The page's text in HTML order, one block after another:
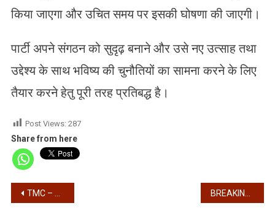
किया जाएगा और उचित समय पर इसकी घोषणा की जाएगी।
पार्टी अपने संगठन को सुदृढ़ बनाने और उसे नए उत्साह तथा
उद्देश्य के साथ भविष्य की चुनौतियों का सामना करने के लिए
तैयार करने हेतु पूरी तरह प्रतिबद्ध है।
Post Views: 287
Share from here
Post
TMC – तृणमूल में टूट? विधानसभा पहुँचे ऋतब्रत, 60 विधायकों… BREAKING – सीएम सुवेंदु अधिकारी की प्रशासनिक बैठक में पहुँचे फिरहाद हकीम, एकाधिक तृणमूल विधायक…